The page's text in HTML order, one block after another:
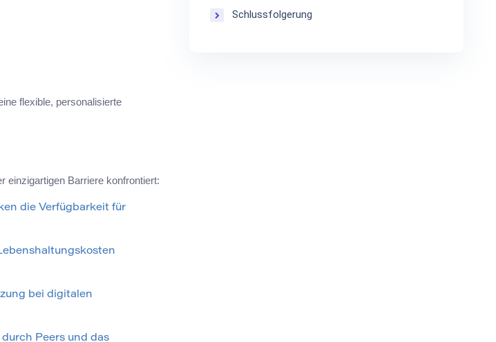
flexible, personalisierte
einzigartigen Barriere konfrontiert:
die Verfügbarkeit für
bei digitalen
Peers und das
Schlussfolgerung